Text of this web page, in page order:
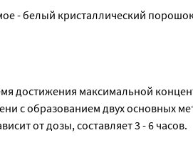
иммунитета,
к физической
мозгового кровообращения
ишемизированного участка.
дна.
- белый кристаллический
достижения максимальной
с образованием двух основных
от дозы, составляет 3 - 6 часов.